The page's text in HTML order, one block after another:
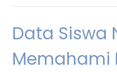
Data Siswa
Memahami